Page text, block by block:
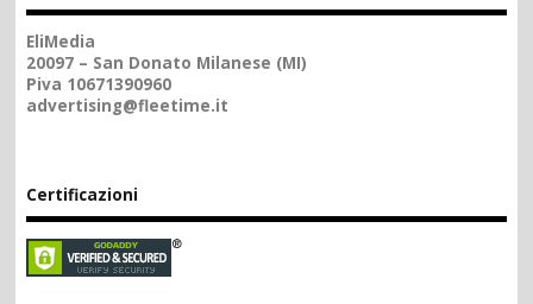
EliMedia
20097 – San Donato Milanese (MI)
Piva 10671390960
advertising@fleetime.it
Certificazioni